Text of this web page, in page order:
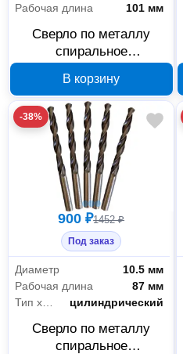
Рабочая длина
101 мм
Сверло по металлу
спиральное
13.2 мм Р6М5 18766А
В корзину
-38%
900 ₽1452 ₽
Под заказ
Диаметр
10.5 мм
Рабочая длина
87 мм
цилиндрический
Сверло по металлу
спиральное